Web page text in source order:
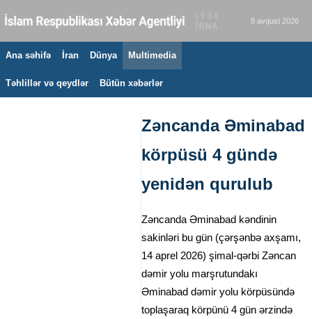
8 avqust 2026
Ana səhifə İran Dünya Multimedia
Təhlillər və qeydlər Bütün xəbərlər
Zəncanda Əminabad
körpüsü 4 gündə
yenidən qurulub
Zəncanda Əminabad kəndinin
sakinləri bu gün (çərşənbə axşamı,
14 aprel 2026) şimal-qərbi Zəncan
dəmir yolu marşrutundakı
Əminabad dəmir yolu körpüsündə
toplaşaraq körpünü 4 gün ərzində